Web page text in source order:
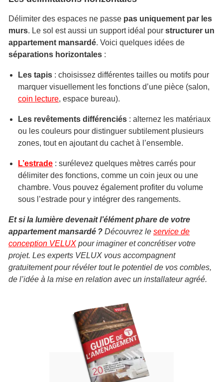
Délimiter des espaces ne passe pas uniquement par les
murs. Le sol est aussi un support idéal pour structurer un
appartement mansardé. Voici quelques idées de
séparations horizontales :
Les tapis : choisissez différentes tailles ou motifs pour
marquer visuellement les fonctions d’une pièce (salon,
coin lecture, espace bureau).
Les revêtements différenciés : alternez les matériaux
ou les couleurs pour distinguer subtilement plusieurs
zones, tout en ajoutant du cachet à l’ensemble.
L’estrade : surélevez quelques mètres carrés pour
délimiter des fonctions, comme un coin jeux ou une
chambre. Vous pouvez également profiter du volume
sous l’estrade pour y intégrer des rangements.
Et si la lumière devenait l’élément phare de votre
appartement mansardé ? Découvrez le service de
conception VELUX pour imaginer et concrétiser votre
projet. Les experts VELUX vous accompagnent
gratuitement pour révéler tout le potentiel de vos combles,
de l’idée à la mise en relation avec un installateur agréé.